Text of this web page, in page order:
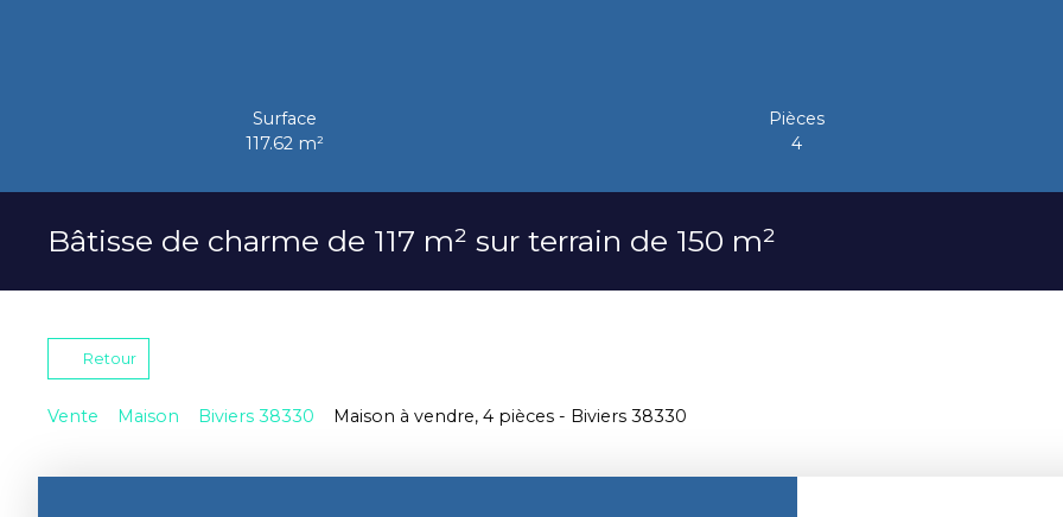
Surface
117.62 m²
Pièces
4
Bâtisse de charme de 117 m² sur terrain de 150 m²
Retour
Vente Maison Biviers 38330 Maison à vendre, 4 pièces - Biviers 38330